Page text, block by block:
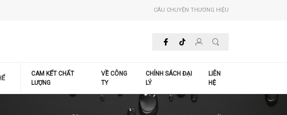
CÂU CHUYỆN THƯƠNG HIỆU
CAM KẾT CHẤT
LƯỢNG
VỀ CÔNG
TY
CHÍNH SÁCH ĐẠI
LÝ
LIÊN
HỆ